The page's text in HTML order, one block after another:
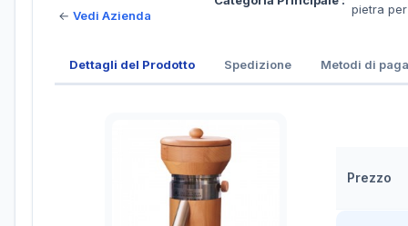
← Vedi Azienda
pietra
Dettagli del Prodotto Spedizione Metodi di
Prezzo